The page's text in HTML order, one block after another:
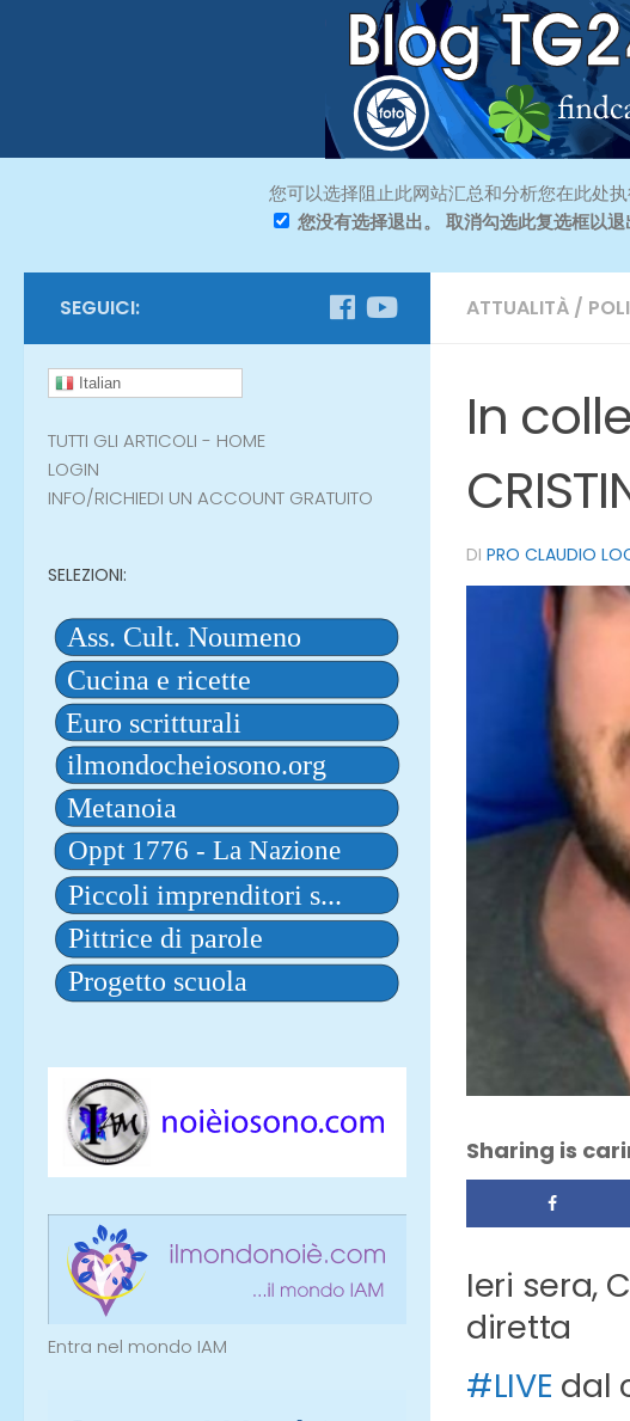
您可以选择阻止此网站汇总和分析您在此处
您没有选择退出。 取消勾选此复选框以退
ATTUALITÀ /
In
DI PRO CLAUDIO
Sharing is
Ieri sera,
diretta
#LIVE dal
SEGUICI:
Italian
TUTTI GLI ARTICOLI - HOME
LOGIN
INFO/RICHIEDI UN ACCOUNT GRATUITO
SELEZIONI:
Entra nel mondo IAM